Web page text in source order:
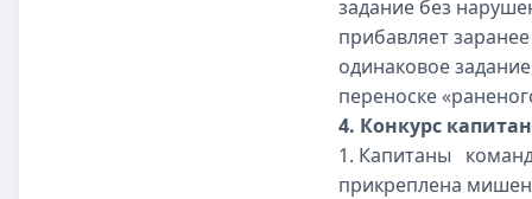
задание без
прибавляет
одинаковое
переноске
4. Конкурс
1. Капитаны
прикреплена